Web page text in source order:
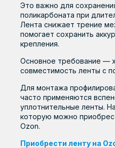
Это важно для
поликарбоната при
Лента снижает трение
помогает сохранить
крепления.
Основное требование —
совместимость ленты с
Для монтажа
часто применяются
уплотнительные ленты.
которую можно
Ozon.
Приобрести ленту на